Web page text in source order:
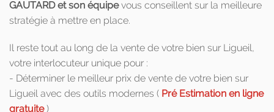
GAUTARD et son équipevous conseillent sur la meilleure
stratégie à mettre en place.
Il reste tout au long de la vente de votre bien sur Ligueil,
votre interlocuteur unique pour :
- Déterminer le meilleur prix de vente de votre bien sur
Ligueil avec des outils modernes ( Pré Estimation en ligne
gratuite)